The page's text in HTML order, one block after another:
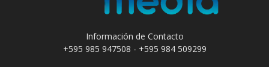
Información de Contacto
+595 985 947508 - +595 984 509299